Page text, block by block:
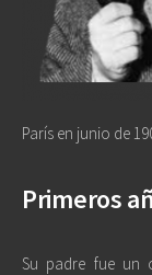
París en junio de
Primeros
Su padre fue un